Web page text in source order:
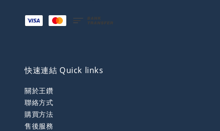
快速連結 Quick links
關於王鑽
聯絡方式
購買方法
售後服務